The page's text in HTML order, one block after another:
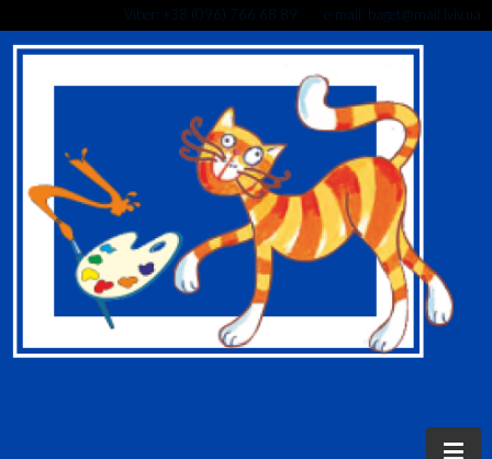
Viber: +38 (096) 766 68 89 e-mail: baget@mail.lviv.ua